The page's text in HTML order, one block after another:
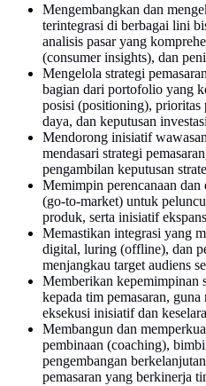
Mengembangkan dan
terintegrasi di berbagai lini
analisis pasar yang
(consumer insights), dan
Mengelola strategi
bagian dari portofolio yang
posisi (positioning), prioritas
daya, dan keputusan
Mendorong inisiatif
mendasari strategi
pengambilan keputusan
Memimpin perencanaan dan
(go-to-market) untuk
produk, serta inisiatif
Memastikan integrasi yang
digital, luring (offline), dan
menjangkau target audiens
Memberikan kepemimpinan
kepada tim pemasaran,
eksekusi inisiatif dan
Membangun dan
pembinaan (coaching),
pengembangan
pemasaran yang berkinerja